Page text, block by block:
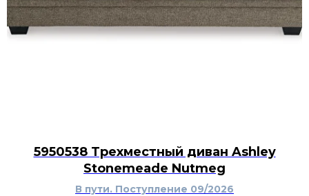
5950538 Трехместный диван Ashley
Stonemeade Nutmeg
В пути. Поступление 09/2026